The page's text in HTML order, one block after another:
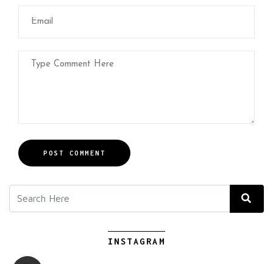
POST COMMENT
INSTAGRAM